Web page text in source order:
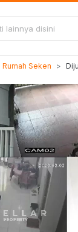
Rumah Seken